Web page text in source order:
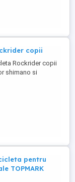
copii
Rockrider copii
shimano si
livrez prin
pentru
TOPMARK